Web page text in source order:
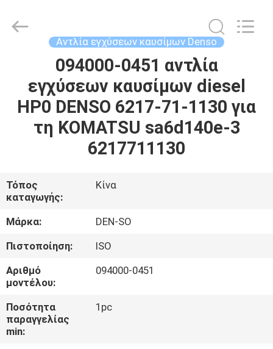
ΠΡΟΪΌΝΤΑ
ΒΊΝΤΕΟ
ΣΧΕΤΙΚΆ
ΜΕ
ΕΜΆΣ
ΕΠΙΣΚΈΨΕΙΣ
ΣΤΟ
ΕΡΓΟΣΤΆΣΙΟ
Parts
Αντλία εγχύσεων καυσίμων Denso
094000-0451 αντλία
εγχύσεων καυσίμων diesel
HP0 DENSO 6217-71-1130 για
τη KOMATSU sa6d140e-3
6217711130
Τόπος
καταγωγής:
Κίνα
Μάρκα:
DEN-SO
Πιστοποίηση:
ISO
Αριθμό
μοντέλου:
094000-0451
Ποσότητα
παραγγελίας
min:
1pc